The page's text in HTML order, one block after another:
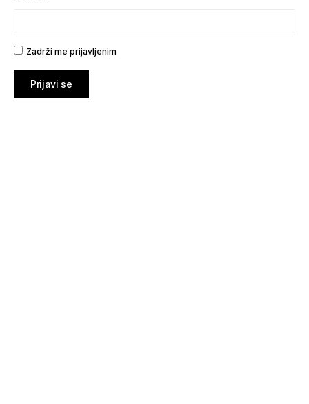
Zadrži me prijavljenim
Prijavi se